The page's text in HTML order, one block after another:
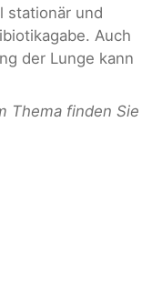
stationär und
Auch
der Lunge kann
Thema finden Sie